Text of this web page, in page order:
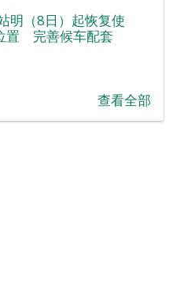
明（8日）起恢复使
置 完善候车配套
查看全部